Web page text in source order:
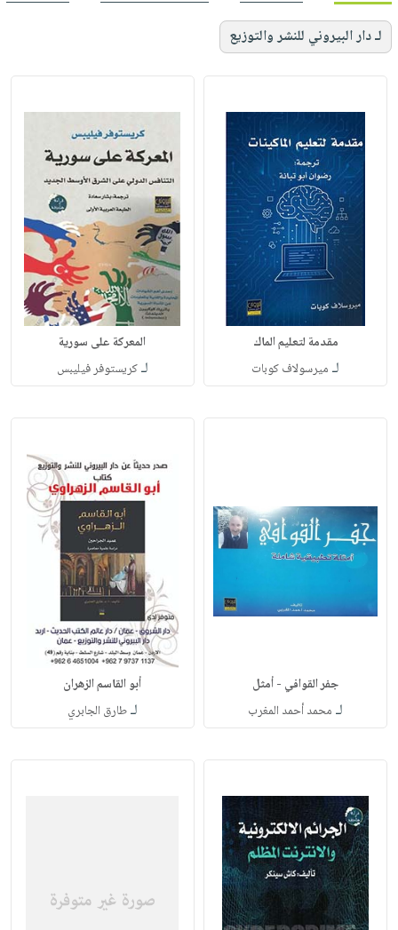
لـ دار البيروني للنشر والتوزيع
مقدمة لتعليم الماك
لـ ميرسولاف كوبات
المعركة على سورية
لـكريستوفر فيليبس
جفر القوافي - أمثل
لـ محمد أحمد المغرب
أبو القاسم الزهران
لـطارق الجابري